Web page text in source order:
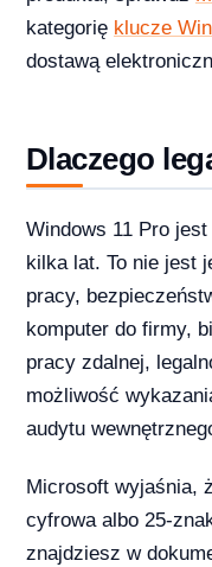
6 pakietów w 2026
– porównanie wersji
przez telefon krok
kategorię klucze
dostawą
Dlaczego
Windows 11 Pro
kilka lat. To nie jest
pracy,
komputer do firmy,
pracy zdalnej,
możliwość
audytu
Microsoft wyjaśnia,
cyfrowa albo 25-
znajdziesz w